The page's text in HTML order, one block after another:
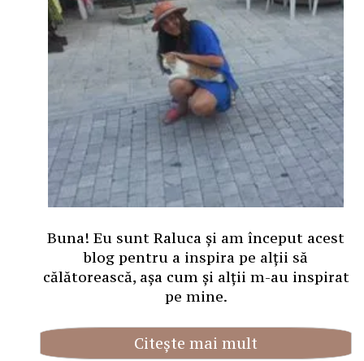
Buna! Eu sunt Raluca și am început acest
blog pentru a inspira pe alții să
călătorească, așa cum și alții m-au inspirat
pe mine.
Citește mai mult